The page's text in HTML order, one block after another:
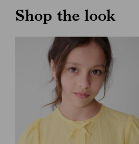
Shop the look